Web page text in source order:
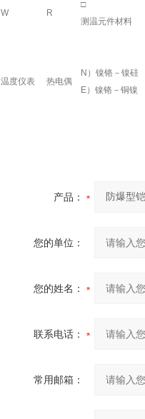
W R
□
测温元件材料
温度仪表 热电偶
N ）镍铬－镍硅
E）镍铬－铜镍
产品：
您的单位：
您的姓名：
联系电话：
常用邮箱：